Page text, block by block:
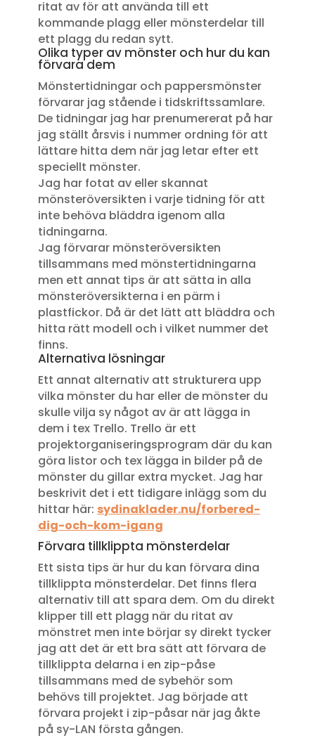
ritat av för att använda till ett
kommande plagg eller mönsterdelar till
ett plagg du redan sytt.
Olika typer av mönster och hur du kan
förvara dem
Mönstertidningar och pappersmönster
förvarar jag stående i tidskriftssamlare.
De tidningar jag har prenumererat på har
jag ställt årsvis i nummer ordning för att
lättare hitta dem när jag letar efter ett
speciellt mönster.
Jag har fotat av eller skannat
mönsteröversikten i varje tidning för att
inte behöva bläddra igenom alla
tidningarna.
Jag förvarar mönsteröversikten
tillsammans med mönstertidningarna
men ett annat tips är att sätta in alla
mönsteröversikterna i en pärm i
plastfickor. Då är det lätt att bläddra och
hitta rätt modell och i vilket nummer det
finns.
Alternativa lösningar
Ett annat alternativ att strukturera upp
vilka mönster du har eller de mönster du
skulle vilja sy något av är att lägga in
dem i tex Trello. Trello är ett
projektorganiseringsprogram där du kan
göra listor och tex lägga in bilder på de
mönster du gillar extra mycket. Jag har
beskrivit det i ett tidigare inlägg som du
hittar här: sydinaklader.nu/forbered-
dig-och-kom-igang
Förvara tillklippta mönsterdelar
Ett sista tips är hur du kan förvara dina
tillklippta mönsterdelar. Det finns flera
alternativ till att spara dem. Om du direkt
klipper till ett plagg när du ritat av
mönstret men inte börjar sy direkt tycker
jag att det är ett bra sätt att förvara de
tillklippta delarna i en zip-påse
tillsammans med de sybehör som
behövs till projektet. Jag började att
förvara projekt i zip-påsar när jag åkte
på sy-LAN första gången.